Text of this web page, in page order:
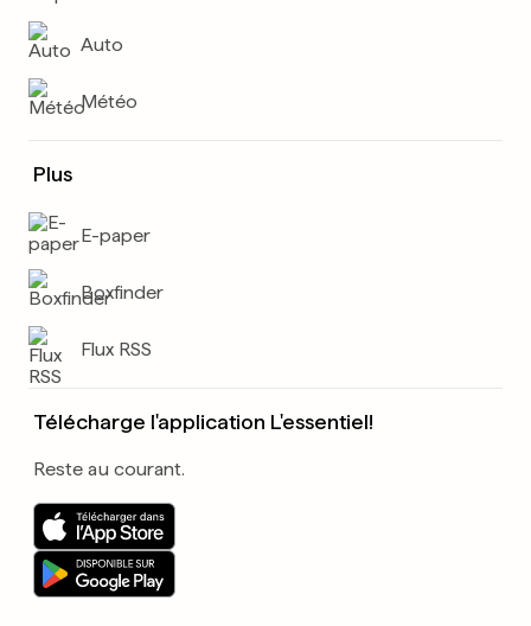
Auto
Météo
Plus
E-paper
Boxfinder
Flux RSS
Télécharge l'application L'essentiel!
Reste au courant.